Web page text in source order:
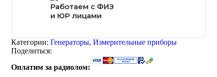
Работаем с ФИЗ
и ЮР лицами
Категории: Генераторы, Измерительные приборы
Поделиться:
Оплатим за радиолом: